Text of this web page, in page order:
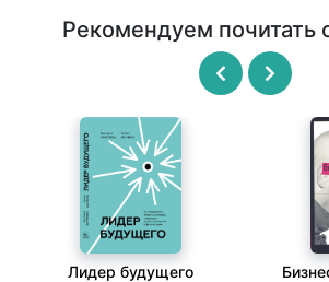
Рекомендуем почитать
Лидер будущего